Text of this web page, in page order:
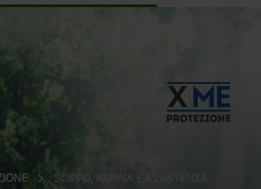
SCIPPO, RAPINA E ASSISTENZA